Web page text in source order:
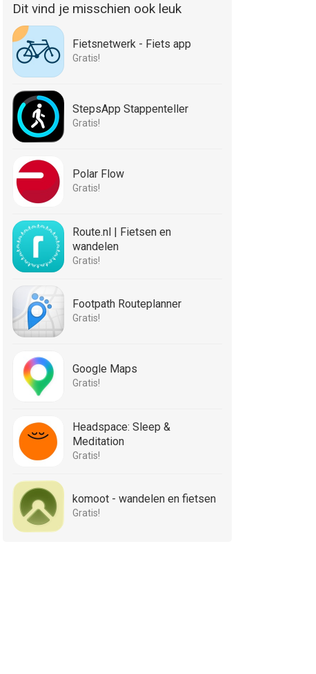
Dit vind je misschien ook leuk
Fietsnetwerk - Fiets app
Gratis!
StepsApp Stappenteller
Gratis!
Polar Flow
Gratis!
Route.nl | Fietsen en
wandelen
Gratis!
Footpath Routeplanner
Gratis!
Google Maps
Gratis!
Headspace: Sleep &
Meditation
Gratis!
komoot - wandelen en fietsen
Gratis!